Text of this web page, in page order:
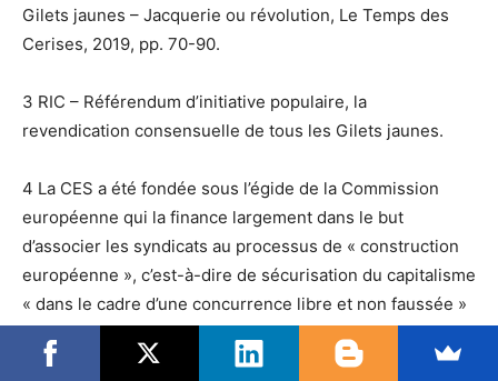
Gilets jaunes – Jacquerie ou révolution, Le Temps des
Cerises, 2019, pp. 70-90.
3 RIC – Référendum d’initiative populaire, la
revendication consensuelle de tous les Gilets jaunes.
4 La CES a été fondée sous l’égide de la Commission
européenne qui la finance largement dans le but
d’associer les syndicats au processus de « construction
européenne », c’est-à-dire de sécurisation du capitalisme
« dans le cadre d’une concurrence libre et non faussée »
porteuse de privatisations systématiques et
d’affaiblissement des services publics. Son rôle dans le